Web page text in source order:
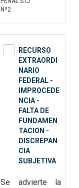
Nº2
RECURSO
EXTRAORDI
NARIO
FEDERAL -
IMPROCEDE
NCIA -
FALTA DE
FUNDAMEN
TACION -
DISCREPAN
CIA
SUBJETIVA
Se advierte la